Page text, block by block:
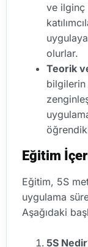
ve ilginç
olurlar.
Teorik
bilgilerin
Eğitim
Eğitim, 5S
uygulama
Aşağıdaki
5S